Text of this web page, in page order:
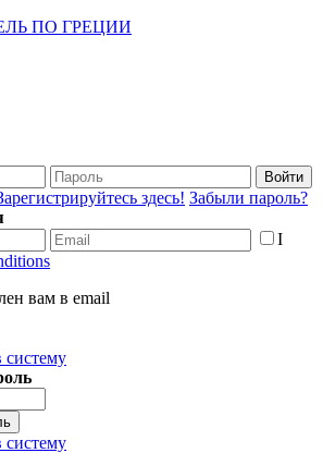
ПО ГРЕЦИИ
Войти
здесь! Забыли пароль?
I
вам в email
систему
систему